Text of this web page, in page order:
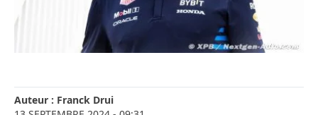
Auteur : Franck Drui